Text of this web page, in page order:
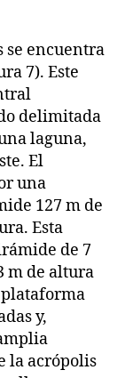
se encuentra
7). Este
delimitada
laguna,
El
una
127 m de
Esta
de 7
m de altura
plataforma
y,
la acrópolis